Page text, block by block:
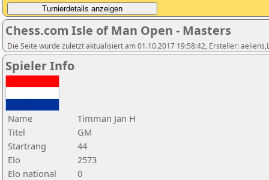
Chess.com Isle of Man Open - Masters
Die Seite wurde zuletzt aktualisiert am 01.10.2017 19:58:42, Ersteller:
Spieler Info
Name
Timman Jan H
Titel
GM
Startrang
44
Elo
2573
Elo national
0